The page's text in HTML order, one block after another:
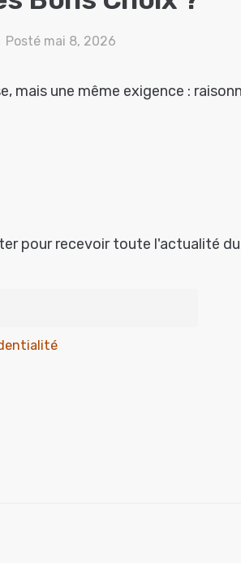
Posté mai 8, 2026
mais une même exigence :
pour recevoir toute l'actualité